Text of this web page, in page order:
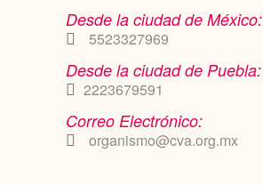
Desde la ciudad de México:
5523327969
Desde la ciudad de Puebla:
2223679591
Correo Electrónico:
organismo@cva.org.mx